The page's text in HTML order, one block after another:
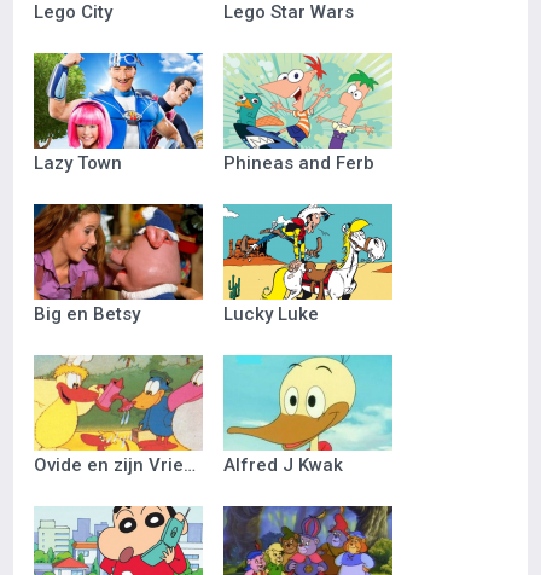
Lego City Lego Star Wars
Lazy Town Phineas and Ferb
Big en Betsy Lucky Luke
Ovide en zijn Vriendjes Alfred J Kwak